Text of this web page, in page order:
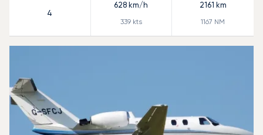
4
628 km/h
339kts
2161 km
1167 NM